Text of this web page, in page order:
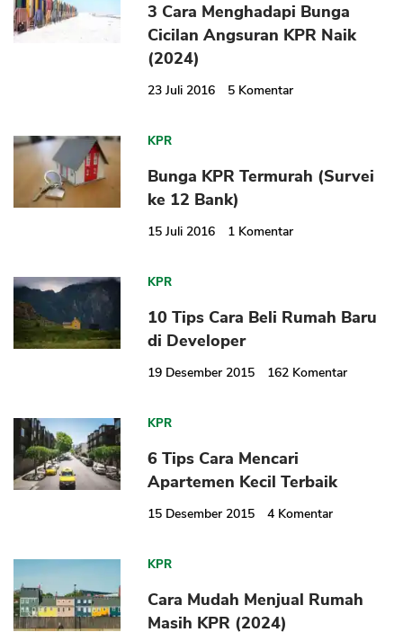
3 Cara Menghadapi Bunga
Cicilan Angsuran KPR Naik
(2024)
23 Juli 2016 5 Komentar
KPR
Bunga KPR Termurah (Survei
ke 12 Bank)
15 Juli 2016 1 Komentar
KPR
10 Tips Cara Beli Rumah Baru
di Developer
19 Desember 2015 162 Komentar
KPR
6 Tips Cara Mencari
Apartemen Kecil Terbaik
15 Desember 2015 4 Komentar
KPR
Cara Mudah Menjual Rumah
Masih KPR (2024)
CANCEL